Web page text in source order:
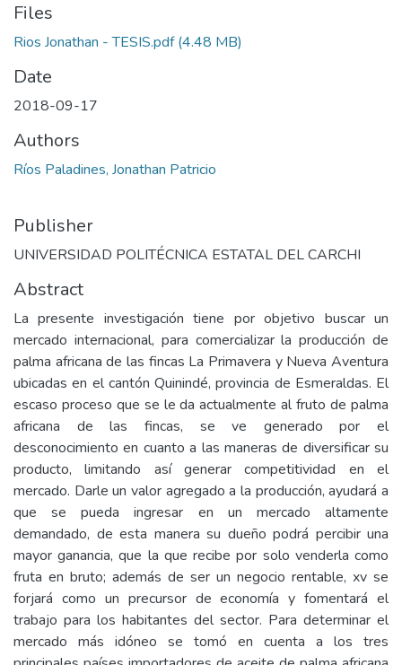
Files
Rios Jonathan - TESIS.pdf(4.48 MB)
Date
2018-09-17
Authors
Ríos Paladines, Jonathan Patricio
Publisher
UNIVERSIDAD POLITÉCNICA ESTATAL DEL CARCHI
Abstract
La presente investigación tiene por objetivo buscar un
mercado internacional, para comercializar la producción de
palma africana de las fincas La Primavera y Nueva Aventura
ubicadas en el cantón Quinindé, provincia de Esmeraldas. El
escaso proceso que se le da actualmente al fruto de palma
africana de las fincas, se ve generado por el
desconocimiento en cuanto a las maneras de diversificar su
producto, limitando así generar competitividad en el
mercado. Darle un valor agregado a la producción, ayudará a
que se pueda ingresar en un mercado altamente
demandado, de esta manera su dueño podrá percibir una
mayor ganancia, que la que recibe por solo venderla como
fruta en bruto; además de ser un negocio rentable, xv se
forjará como un precursor de economía y fomentará el
trabajo para los habitantes del sector. Para determinar el
mercado más idóneo se tomó en cuenta a los tres